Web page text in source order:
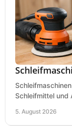
Schleifmittel und
5. August 2026